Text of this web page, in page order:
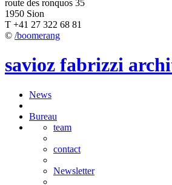
route des ronquos 35
1950 Sion
T +41 27 322 68 81
© /boomerang
savioz fabrizzi
News
Bureau
team
contact
Newsletter